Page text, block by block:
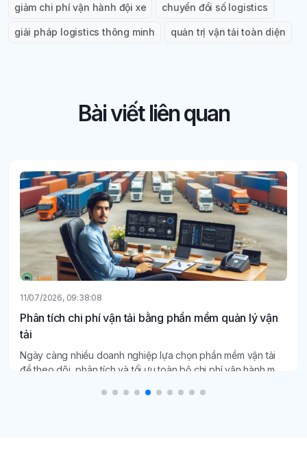
giảm chi phí vận hành đội xe chuyển đổi số logistics
giải pháp logistics thông minh quản trị vận tải toàn diện
Bài viết liên quan
11/07/2026, 09:38:08
Phân tích chi phí vận tải bằng phần mềm quản lý vận
tải
Ngày càng nhiều doanh nghiệp lựa chọn phần mềm vận tải
để theo dõi, phân tích và tối ưu toàn bộ chi phí vận hành một